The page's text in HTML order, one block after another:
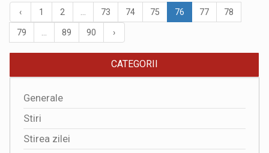
‹ 1 2 ... 73 74 75 76 77 78
79 ... 89 90 ›
CATEGORII
Generale
Stiri
Stirea zilei